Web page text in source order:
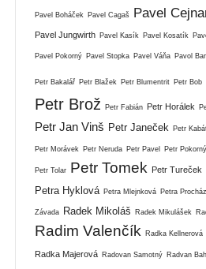
Pavel Boháček Pavel Cagaš Pavel
Pavel Jungwirth Pavel Kasík Pavel Kosatík
Pavel Pokorný Pavel Stopka Pavel Váňa Pavol
Petr Bakalář Petr Blažek Petr Blumentrit Petr Bob
Petr Brož Petr Fabián Petr Horálek
Petr Jan Vinš Petr Janeček Petr
Petr Morávek Petr Neruda Petr Pavel Petr Pokorný
Petr Tolar Petr Tomek Petr Tureček
Petra Hyklová Petra Mlejnková Petra
Závada Radek Mikoláš Radek Mikulášek
Radim Valenčík Radka Kellnerová
Radka Majerová Radovan Samotný Radvan